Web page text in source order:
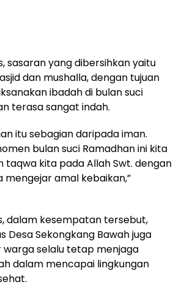
sasaran yang dibersihkan yaitu
dan mushalla, dengan tujuan
ibadah di bulan suci
terasa sangat indah.
itu sebagian daripada iman.
bulan suci Ramadhan ini kita
taqwa kita pada Allah Swt. dengan
amal kebaikan,”
dalam kesempatan tersebut,
Desa Sekongkang Bawah juga
selalu tetap menjaga
dalam mencapai lingkungan